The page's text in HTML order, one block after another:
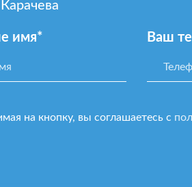
имя* Ваш
на кнопку, вы соглашаетесь с